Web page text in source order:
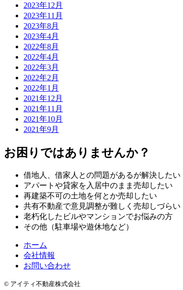
2023年12月
2023年11月
2023年8月
2023年4月
2022年8月
2022年4月
2022年3月
2022年2月
2022年1月
2021年12月
2021年11月
2021年10月
2021年9月
お困りではありませんか？
借地人、借家人との問題があるが解決したい
アパートや貸家を入居中のまま売却したい
再建築不可の土地を何とか売却したい
共有不動産で意見調整が難しく売却しづらい
老朽化したビルやマンションでお悩みの方
その他（駐車場や遊休地など）
ホーム
会社情報
お問い合わせ
© アイティ不動産株式会社